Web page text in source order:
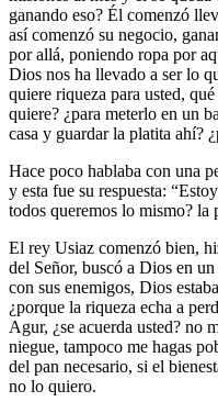
ganando eso? Él comenzó
así comenzó su negocio,
por allá, poniendo ropa por
Dios nos ha llevado a ser lo
quiere riqueza para usted,
quiere? ¿para meterlo en un
casa y guardar la platita ahí?
Hace poco hablaba con una
y esta fue su respuesta:
todos queremos lo mismo? la
El rey Usiaz comenzó bien,
del Señor, buscó a Dios en
con sus enemigos, Dios
¿porque la riqueza echa a
Agur, ¿se acuerda usted? no
niegue, tampoco me hagas
del pan necesario, si el
no lo quiero.